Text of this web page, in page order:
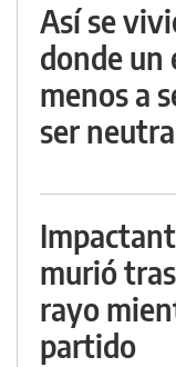
Así se
donde un
menos a
ser
murió
rayo
partido